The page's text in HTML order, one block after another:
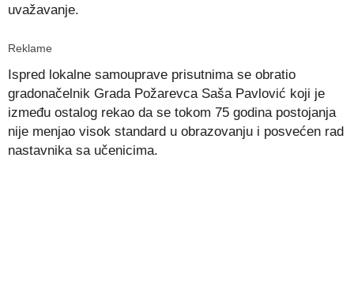
uvažavanje.
Reklame
Ispred lokalne samouprave prisutnima se obratio
gradonačelnik Grada Požarevca Saša Pavlović koji je
između ostalog rekao da se tokom 75 godina postojanja
nije menjao visok standard u obrazovanju i posvećen rad
nastavnika sa učenicima.